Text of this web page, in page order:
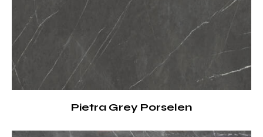
Pietra Grey Porselen